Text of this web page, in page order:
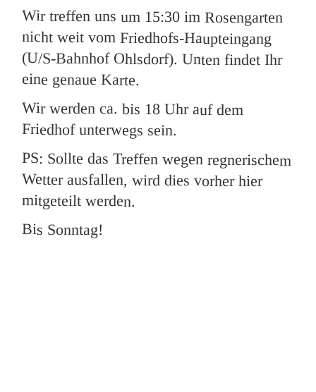
Wir treffen uns um 15:30 im Rosengarten
nicht weit vom Friedhofs-Haupteingang
(U/S-Bahnhof Ohlsdorf). Unten findet Ihr
eine genaue Karte.
Wir werden ca. bis 18 Uhr auf dem
Friedhof unterwegs sein.
PS: Sollte das Treffen wegen regnerischem
Wetter ausfallen, wird dies vorher hier
mitgeteilt werden.
Bis Sonntag!